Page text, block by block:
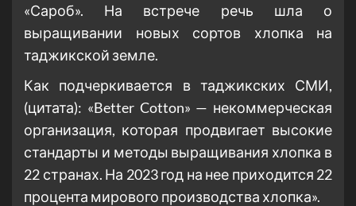
«Сароб». На встрече речь шла о
выращивании новых сортов хлопка на
таджикской земле.
Как подчеркивается в таджикских СМИ,
(цитата): «Better Cotton» — некоммерческая
организация, которая продвигает высокие
стандарты и методы выращивания хлопка в
22 странах. На 2023 год на нее приходится 22
процента мирового производства хлопка».